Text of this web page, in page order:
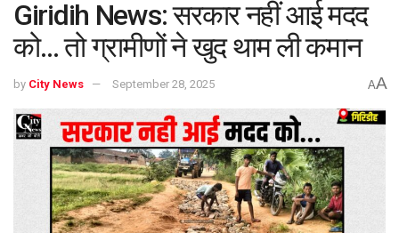
Giridih News: सरकार नहीं आई मदद
को… तो ग्रामीणों ने खुद थाम ली कमान
by City News September 28, 2025 AA